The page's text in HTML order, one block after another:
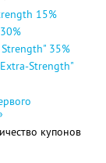
15%
35%
Strength"
купонов